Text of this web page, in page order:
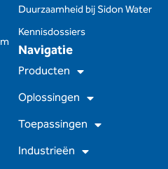
Navigatie
Producten
Oplossingen
Toepassingen
Industrieën
Duurzaamheid bij Sidon Water
Kennisdossiers